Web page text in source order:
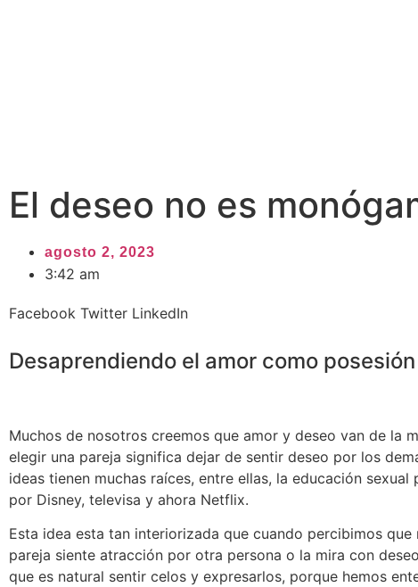
El deseo no es
agosto 2, 2023
3:42 am
Facebook Twitter LinkedIn
Desaprendiendo el amor como posesión
Muchos de nosotros creemos que amor y deseo van de la
elegir una pareja significa dejar de sentir deseo por los
ideas tienen muchas raíces, entre ellas, la educación sexual
por Disney, televisa y ahora Netflix.
Esta idea esta tan interiorizada que cuando percibimos que
pareja siente atracción por otra persona o la mira con
que es natural sentir celos y expresarlos, porque hemos